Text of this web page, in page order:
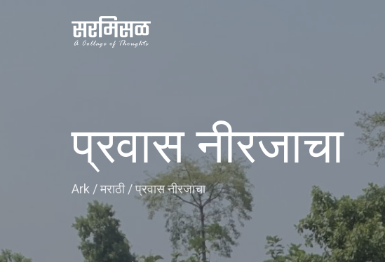
प्रवास नीरजाचा
Ark /मराठी/प्रवास नीरजाचा